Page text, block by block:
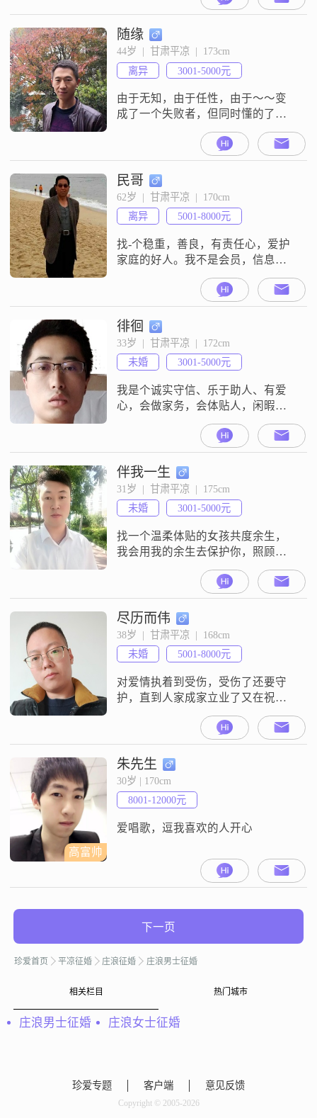
随缘
44岁  |  甘肃平凉  |  173cm
离异
3001-5000元
由于无知，由于任性，由于～～变
成了一个失败者，但同时懂的了珍
惜，收获了成长，更加真诚，坦
率，没有过多的要求，只需相互理
解，彼此信任，能真心真意的生
活，非诚勿扰。
民哥
62岁  |  甘肃平凉  |  170cm
离异
5001-8000元
找-个稳重，善良，有责任心，爱护
家庭的好人。我不是会员，信息收
徘徊
33岁  |  甘肃平凉  |  172cm
未婚
3001-5000元
我是个诚实守信、乐于助人、有爱
心，会做家务，会体贴人，闲暇时
间喜欢旅游、听听音乐，健谈的
人。我真诚地希望能通过这个平台
能找到彼此适合的另一半，能与她
携手一生，共度余生，组成一个幸
福美满的家庭。
伴我一生
31岁  |  甘肃平凉  |  175cm
未婚
3001-5000元
找一个温柔体贴的女孩共度余生，
我会用我的余生去保护你，照顾
你，陪伴你一辈子，如果有这样一
个人，那我们就结婚吧。
尽历而伟
38岁  |  甘肃平凉  |  168cm
未婚
5001-8000元
对爱情执着到受伤，受伤了还要守
护，直到人家成家立业了又在祝
福。接二连三厌恶了
高富帅
朱先生
30岁 | 170cm
8001-12000元
爱唱歌，逗我喜欢的人开心
下一页
珍爱首页 平凉征婚 庄浪征婚 庄浪男士征婚
相关栏目 热门城市
庄浪男士征婚 庄浪女士征婚
珍爱专题 客户端 意见反馈
Copyright © 2005-2026